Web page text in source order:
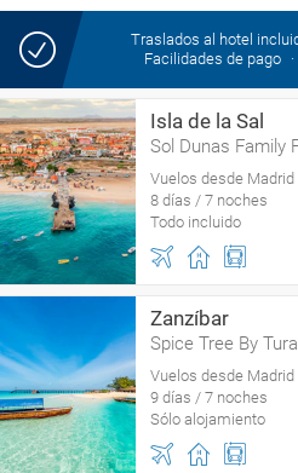
Traslados al hotel
Facilidades de pago
Isla de la Sal
Sol Dunas Family
Vuelos desde Madrid
8 días / 7 noches
Todo incluido
Zanzíbar
Spice Tree By
Vuelos desde Madrid
9 días / 7 noches
Sólo alojamiento